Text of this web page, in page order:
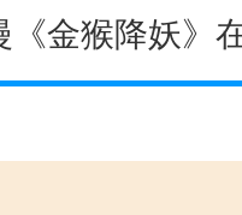
金猴降妖》